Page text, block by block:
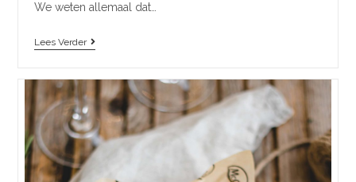
We weten allemaal dat…
Lees Verder